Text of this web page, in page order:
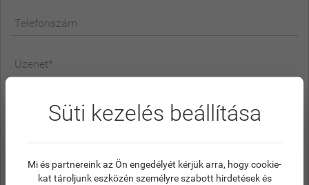
Telefonszám
Üzenet*
Süti kezelés beállítása
Mi és partnereink az Ön engedélyét kérjük arra, hogy cookie-
kat tároljunk eszközén személyre szabott hirdetések és